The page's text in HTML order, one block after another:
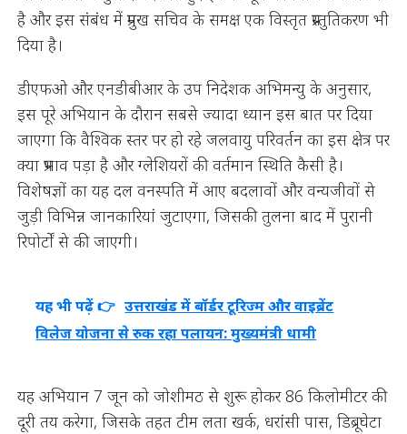
है और इस संबंध में प्रमुख सचिव के समक्ष एक विस्तृत प्रस्तुतिकरण भी
दिया है।
डीएफओ और एनडीबीआर के उप निदेशक अभिमन्यु के अनुसार,
इस पूरे अभियान के दौरान सबसे ज्यादा ध्यान इस बात पर दिया
जाएगा कि वैश्विक स्तर पर हो रहे जलवायु परिवर्तन का इस क्षेत्र पर
क्या प्रभाव पड़ा है और ग्लेशियरों की वर्तमान स्थिति कैसी है।
विशेषज्ञों का यह दल वनस्पति में आए बदलावों और वन्यजीवों से
जुड़ी विभिन्न जानकारियां जुटाएगा, जिसकी तुलना बाद में पुरानी
रिपोर्टों से की जाएगी।
यह भी पढ़ें 👉 उत्तराखंड में बॉर्डर टूरिज्म और वाइब्रेंट
विलेज योजना से रुक रहा पलायन: मुख्यमंत्री धामी
यह अभियान 7 जून को जोशीमठ से शुरू होकर 86 किलोमीटर की
दूरी तय करेगा, जिसके तहत टीम लता खर्क, धरांसी पास, डिब्रूघेटा